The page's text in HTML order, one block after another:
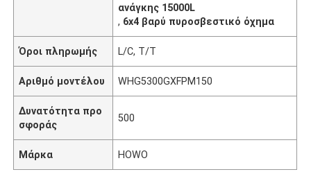
ανάγκης 15000L
, 6x4 βαρύ πυροσβεστικό όχημα
Όροι πληρωμής L/C, T/T
Αριθμό μοντέλου WHG5300GXFPM150
Δυνατότητα προ
σφοράς
500
Μάρκα HOWO